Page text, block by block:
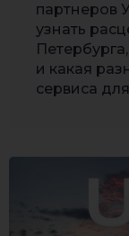
партнеров
узнать
и какая
сервиса